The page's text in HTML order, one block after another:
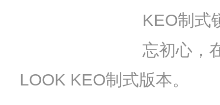
KEO制式
忘初心，
LOOK KEO制式版本。